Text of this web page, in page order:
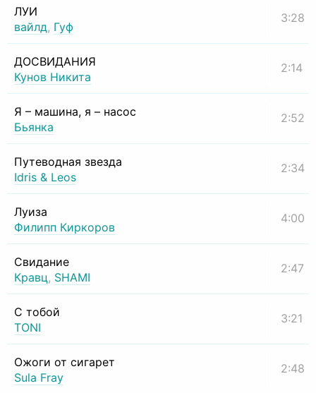
ЛУИ
вайлд, Гуф
3:28
ДОСВИДАНИЯ
Кунов Никита
2:14
Я – машина, я – насос
Бьянка
2:52
Путеводная звезда
Idris & Leos
2:34
Луиза
Филипп Киркоров
4:00
Свидание
Кравц, SHAMI
2:47
С тобой
TONI
3:21
Ожоги от сигарет
Sula Fray
2:48